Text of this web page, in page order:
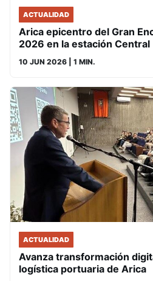
ACTUALIDAD
Arica epicentro del Gran
2026 en la estación Central
10 JUN 2026 | 1 MIN.
ACTUALIDAD
Avanza transformación
logística portuaria de Arica